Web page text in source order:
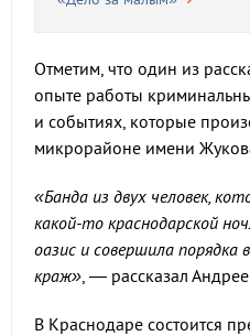
Отметим, что один из
опыте работы
и событиях, которые
микрорайоне имени
«Банда из двух человек,
какой-то краснодарской
оазис и совершила
краж», — рассказал
В Краснодаре состоится